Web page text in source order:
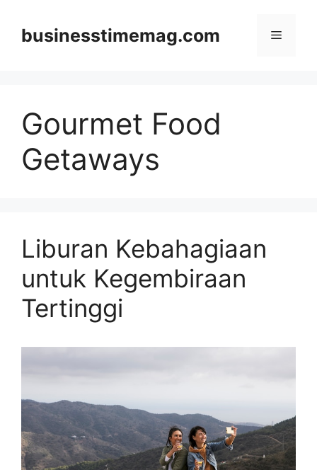
contentbusinesstimemag.com Menu
Gourmet Food
Getaways
Liburan Kebahagiaan
untuk Kegembiraan
Tertinggi